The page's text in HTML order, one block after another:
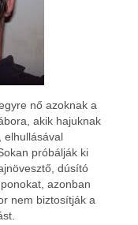
nő azoknak a
akik hajuknak
elhullásával
próbálják ki
dúsító
azonban
nem biztosítják a